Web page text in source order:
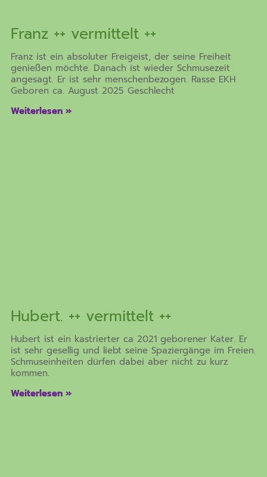
Franz ++ vermittelt ++
Franz ist ein absoluter Freigeist, der seine Freiheit
genießen möchte. Danach ist wieder Schmusezeit
angesagt. Er ist sehr menschenbezogen. Rasse EKH
Geboren ca. August 2025 Geschlecht
Weiterlesen »
Hubert. ++ vermittelt ++
Hubert ist ein kastrierter ca 2021 geborener Kater. Er
ist sehr gesellig und liebt seine Spaziergänge im Freien.
Schmuseinheiten dürfen dabei aber nicht zu kurz
kommen.
Weiterlesen »